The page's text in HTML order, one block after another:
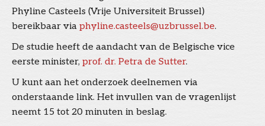
Phyline Casteels (Vrije Universiteit Brussel)
bereikbaar via phyline.casteels@uzbrussel.be.
De studie heeft de aandacht van de Belgische vice
eerste minister, prof. dr. Petra de Sutter.
U kunt aan het onderzoek deelnemen via
onderstaande link. Het invullen van de vragenlijst
neemt 15 tot 20 minuten in beslag.